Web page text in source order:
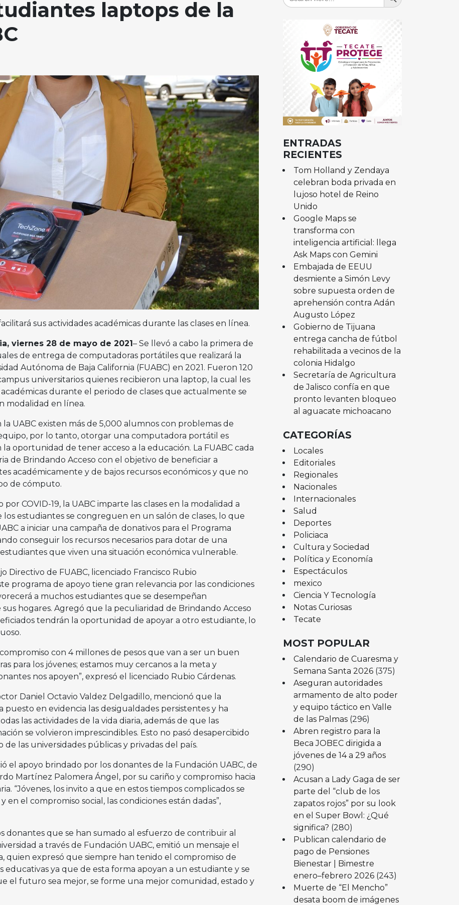
laptops de la
sus actividades académicas durante las clases en línea.
viernes 28 de mayo de 2021 – Se llevó a cabo la primera de
de entrega de computadoras portátiles que realizará la
Autónoma de Baja California (FUABC) en 2021. Fueron 120
universitarios quienes recibieron una laptop, la cual les
durante el periodo de clases que actualmente se
modalidad en línea.
UABC existen más de 5,000 alumnos con problemas de
por lo tanto, otorgar una computadora portátil es
oportunidad de tener acceso a la educación. La FUABC cada
de Brindando Acceso con el objetivo de beneficiar a
académicamente y de bajos recursos económicos y que no
de cómputo.
COVID-19, la UABC imparte las clases en la modalidad a
los estudiantes se congreguen en un salón de clases, lo que
a iniciar una campaña de donativos para el Programa
conseguir los recursos necesarios para dotar de una
que viven una situación económica vulnerable.
Directivo de FUABC, licenciado Francisco Rubio
programa de apoyo tiene gran relevancia por las condiciones
a muchos estudiantes que se desempeñan
hogares. Agregó que la peculiaridad de Brindando Acceso
tendrán la oportunidad de apoyar a otro estudiante, lo
con 4 millones de pesos que van a ser un buen
para los jóvenes; estamos muy cercanos a la meta y
nos apoyen”, expresó el licenciado Rubio Cárdenas.
Daniel Octavio Valdez Delgadillo, mencionó que la
puesto en evidencia las desigualdades persistentes y ha
las actividades de la vida diaria, además de que las
se volvieron imprescindibles. Esto no pasó desapercibido
de las universidades públicas y privadas del país.
el apoyo brindado por los donantes de la Fundación UABC, de
Martínez Palomera Ángel, por su cariño y compromiso hacia
“Jóvenes, los invito a que en estos tiempos complicados se
el compromiso social, las condiciones están dadas”,
donantes que se han sumado al esfuerzo de contribuir al
a través de Fundación UABC, emitió un mensaje el
quien expresó que siempre han tenido el compromiso de
educativas ya que de esta forma apoyan a un estudiante y se
el futuro sea mejor, se forme una mejor comunidad, estado y
ENTRADAS
RECIENTES
Tom Holland y Zendaya
celebran boda privada en
lujoso hotel de Reino
Unido
Google Maps se
transforma con
inteligencia artificial: llega
Ask Maps con Gemini
Embajada de EEUU
desmiente a Simón Levy
sobre supuesta orden de
aprehensión contra Adán
Augusto López
Gobierno de Tijuana
entrega cancha de fútbol
rehabilitada a vecinos de la
colonia Hidalgo
Secretaría de Agricultura
de Jalisco confía en que
pronto levanten bloqueo
al aguacate michoacano
CATEGORÍAS
Locales
Editoriales
Regionales
Nacionales
Internacionales
Salud
Deportes
Policiaca
Cultura y Sociedad
Política y Economía
Espectáculos
mexico
Ciencia Y Tecnología
Notas Curiosas
Tecate
MOST POPULAR
Calendario de Cuaresma y
Semana Santa 2026 (375)
Aseguran autoridades
armamento de alto poder
y equipo táctico en Valle
de las Palmas (296)
Abren registro para la
Beca JOBEC dirigida a
jóvenes de 14 a 29 años
(290)
Acusan a Lady Gaga de ser
parte del “club de los
zapatos rojos” por su look
en el Super Bowl: ¿Qué
significa? (280)
Publican calendario de
pago de Pensiones
Bienestar | Bimestre
enero–febrero 2026 (243)
Muerte de “El Mencho”
desata boom de imágenes